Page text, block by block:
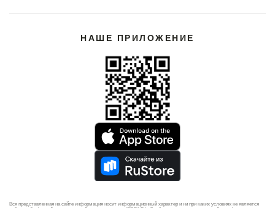
НАШЕ ПРИЛОЖЕНИЕ
Вся представленная на сайте информация носит информационный характер и ни при каких условиях не является